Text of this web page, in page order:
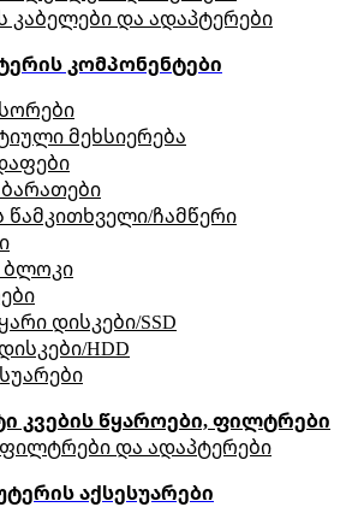
კაბელები და ადაპტერები
კომპონენტები
მეხსიერება
წამკითხველი/ჩამწერი
ბლოკი
დისკები/SSD
HDD
კვების წყაროები, ფილტრები
და ადაპტერები
აქსესუარები